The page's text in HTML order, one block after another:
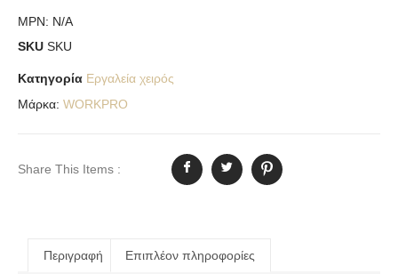
MPN: N/A
SKU SKU
Κατηγορία Εργαλεία χειρός
Μάρκα: WORKPRO
Share This Items :
Περιγραφή Επιπλέον πληροφορίες